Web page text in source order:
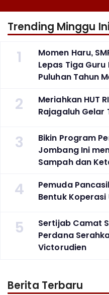
Trending Minggu Ini
1
Momen Haru,
Lepas Tiga
Puluhan Tahun
2
Meriahkan HUT
Rajagaluh Gelar
3
Bikin Program
Jombang Ini
Sampah dan
4
Pemuda
Bentuk Koperasi
5
Sertijab Camat
Perdana
Victorudien
Berita Terbaru